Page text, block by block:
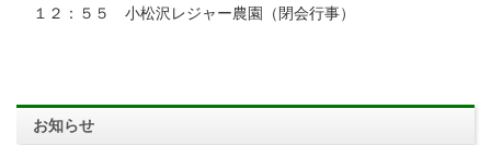
１２：５５ 小松沢レジャー農園（閉会行事）
お知らせ